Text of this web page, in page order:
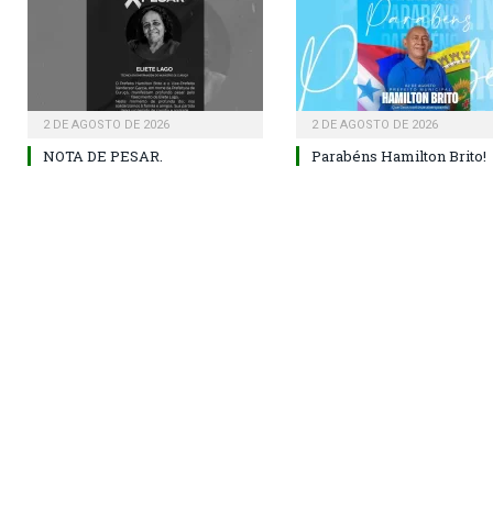
2 DE AGOSTO DE 2026
NOTA DE PESAR.
2 DE AGOSTO DE 2026
Parabéns Hamilton Brito!